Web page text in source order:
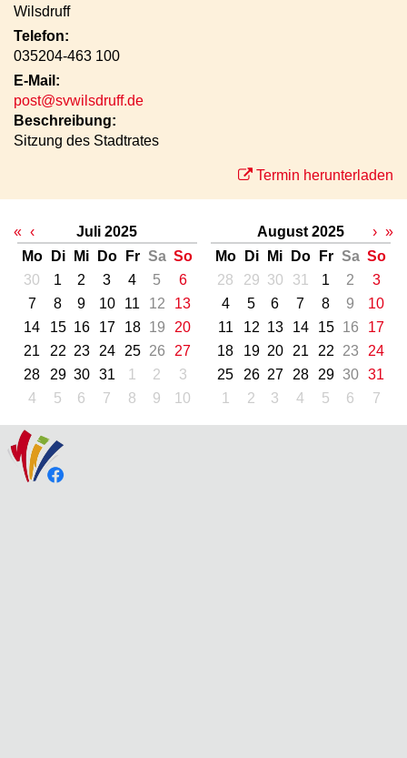
Wilsdruff
Telefon:
035204-463 100
E-Mail:
post@svwilsdruff.de
Beschreibung:
Sitzung des Stadtrates
Termin herunterladen
« ‹
Juli 2025
Mo
Di Mi Do Fr Sa So
30
1 2 3 4 5
6
7
8 9 10 11 12
13
14
15 16 17 18 19
20
21
22 23 24 25 26
27
28
29 30 31 1 2
3
4
5 6 7 8 9 10
August 2025
Mo
Di Mi Do Fr Sa So
28
29 30 31 1 2
3
4
5 6 7 8 9
10
11
12 13 14 15 16
17
18
19 20 21 22 23
24
25
26 27 28 29 30
31
1
2 3 4 5 6 7
› »